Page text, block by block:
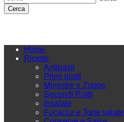
Cerca
Home
Ricette
Antipasti
Primi piatti
Minestre e Zuppe
Secondi Piatti
Insalate
Focacce e Torte salate